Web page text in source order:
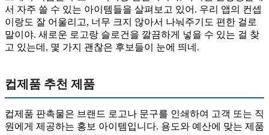
서 자주 쓸 수 있는 아이템들을 살펴보고 있어. 우리 앱의 컨셉
이랑도 잘 어울리고, 너무 크지 않아서 나눠주기도 편한 걸로
말이야. 새로운 로고랑 슬로건을 깔끔하게 넣을 수 있는 걸 찾
고 있는데, 몇 가지 괜찮은 후보들이 눈에 띄네.
컵제품 추천 제품
컵제품 판촉물은 브랜드 로고나 문구를 인쇄하여 고객 또는 직
원에게 제공하는 홍보 아이템입니다. 용도와 예산에 맞는 제품